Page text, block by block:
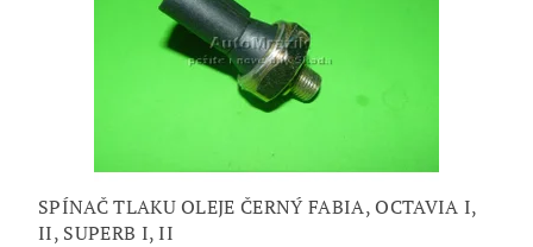
SPÍNAČ TLAKU OLEJE ČERNÝ FABIA, OCTAVIA I,
II, SUPERB I, II